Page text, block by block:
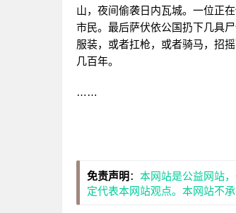
山，夜间偷袭日内瓦城。一位正
市民。最后萨伏依公国扔下几具
服装，或者扛枪，或者骑马，招
几百年。
……
免责声明 ： 本网站是公益网站
定代表本网站观点。本网站不